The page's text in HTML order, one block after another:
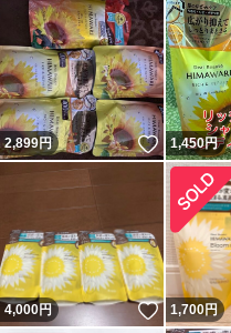
2,899円 いいね！
1,450円
4,000円 いいね！
1,700円